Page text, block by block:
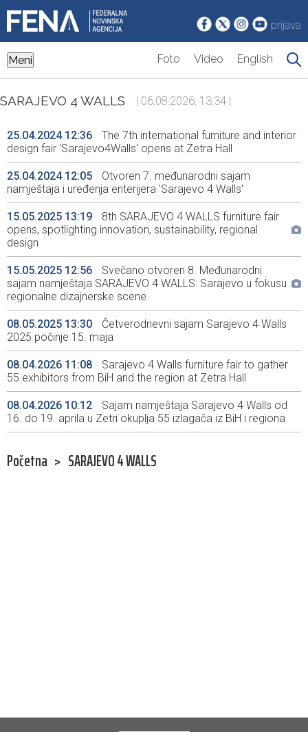
prijava
Meni Foto Video English
SARAJEVO 4 WALLS | 06.08.2026. 13:34 |
25.04.2024 12:36
The 7th international furniture and interior
design fair 'Sarajevo4Walls' opens at Zetra Hall
25.04.2024 12:05
Otvoren 7. međunarodni sajam
namještaja i uređenja enterijera 'Sarajevo 4 Walls'
15.05.2025 13:19
8th SARAJEVO 4 WALLS furniture fair
opens, spotlighting innovation, sustainability, regional
design
15.05.2025 12:56
Svečano otvoren 8. Međunarodni
sajam namještaja SARAJEVO 4 WALLS: Sarajevo u fokusu
regionalne dizajnerske scene
08.05.2025 13:30
Četverodnevni sajam Sarajevo 4 Walls
2025 počinje 15. maja
08.04.2026 11:08
Sarajevo 4 Walls furniture fair to gather
55 exhibitors from BiH and the region at Zetra Hall
08.04.2026 10:12
Sajam namještaja Sarajevo 4 Walls od
16. do 19. aprila u Zetri okuplja 55 izlagača iz BiH i regiona
Početna > SARAJEVO 4 WALLS